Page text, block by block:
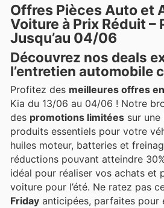
Offres Pièces Auto et
Voiture à Prix Réduit –
Jusqu’au 04/06
Découvrez nos deals
l’entretien automobile
Profitez des meilleures offres
Kia du 13/06 au 04/06 ! Notre
des promotions limitées sur
produits essentiels pour votre
huiles moteur, batteries et
réductions pouvant atteindre
idéal pour réaliser vos achats et
voiture pour l’été. Ne ratez pas
Friday anticipées, parfaites pour